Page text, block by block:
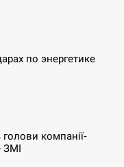
по энергетике
голови компанії-
ЗМІ